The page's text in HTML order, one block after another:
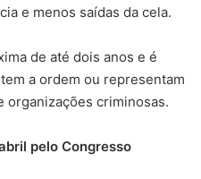
e menos saídas da cela.
de até dois anos e é
a ordem ou representam
criminosas.
pelo Congresso